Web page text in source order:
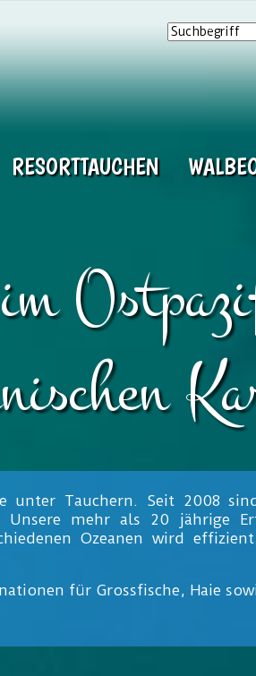
RESORTTAUCHEN
im
unter Tauchern. Seit 2008
mehr als 20 jährige
Ozeanen wird
für Grossfische, Haie